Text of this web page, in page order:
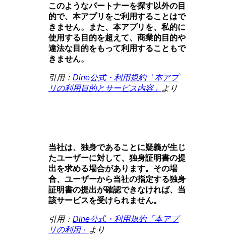
このようなパートナーを探す以外の目
的で、本アプリをご利用することはで
きません。また、本アプリを、私的に
使用する目的を超えて、商業的目的や
違法な目的をもって利用することもで
きません。
引用： Dine公式・利用規約「本アプ
リの利用目的とサービス内容」 より
当社は、独身であることに疑義が生じ
たユーザーに対して、独身証明書の提
出を求める場合があります。その場
合、ユーザーから当社の指定する独身
証明書の提出が確認できなければ、当
該サービスを受けられません。
引用： Dine公式・利用規約「本アプ
リの利用」 より